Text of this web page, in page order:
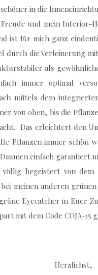
in die
und mein Interior-
ist für mich ganz
durch die Verfeinerung
als
immer optimal
mittels dem
von oben, bis die
Das erleichtert den
Pflanzen immer schön
einfach garantiert
begeistert von dem
meinen anderen
Eyecatcher in Euer
mit dem Code COJA-15
Herzlichst,